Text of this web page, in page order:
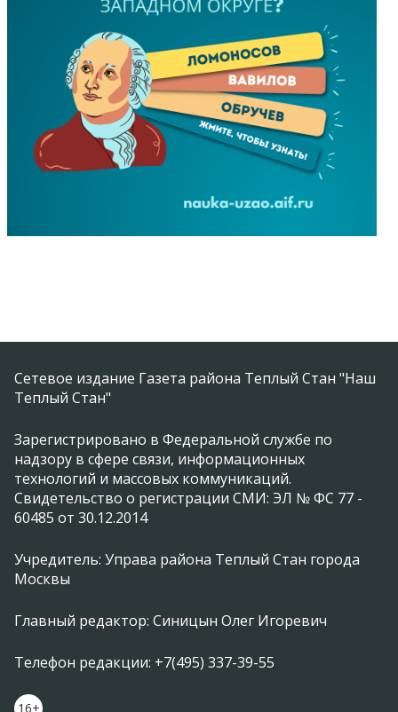
Сетевое издание Газета района Теплый Стан "Наш
Теплый Стан"
Зарегистрировано в Федеральной службе по
надзору в сфере связи, информационных
технологий и массовых коммуникаций.
Свидетельство о регистрации СМИ: ЭЛ № ФС 77 -
60485 от 30.12.2014
Учредитель: Управа района Теплый Стан города
Москвы
Главный редактор: Синицын Олег Игоревич
Телефон редакции: +7(495) 337-39-55
16+